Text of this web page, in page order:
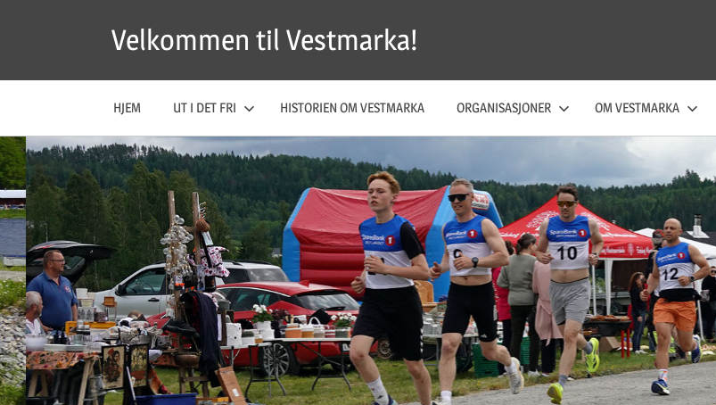
Velkommen til Vestmarka!
HJEM UT I DET FRI HISTORIEN OM VESTMARKA ORGANISASJONER OM VESTMARKA